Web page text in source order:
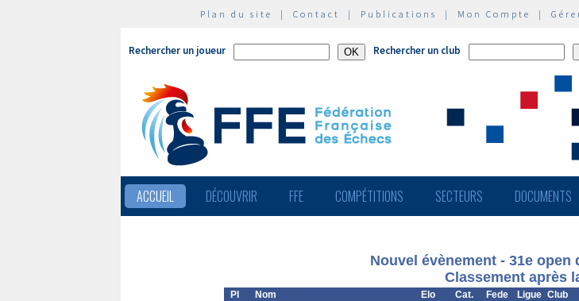
Plan du site | Contact | Publications | Mon Compte |
Rechercher un joueur Rechercher un club
ACCUEIL DÉCOUVRIR FFE COMPÉTITIONS SECTEURS DOCUMENTS
Nouvel évènement - 31e open
Classement après
Pl Nom Elo Cat. Fede Ligue Club